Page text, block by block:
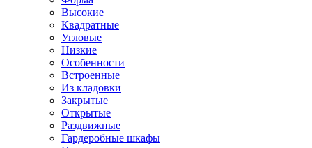
Высокие
Квадратные
Угловые
Низкие
Особенности
Встроенные
Из кладовки
Закрытые
Открытые
Раздвижные
Гардеробные шкафы